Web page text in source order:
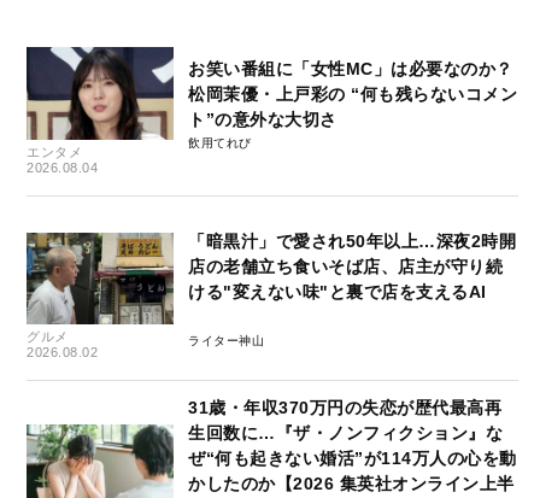
エンタメ
2026.08.04
お笑い番組に「女性MC」は必要なのか？
松岡茉優・上戸彩の “何も残らないコメン
ト”の意外な大切さ
飲用てれび
グルメ
2026.08.02
「暗黒汁」で愛され50年以上…深夜2時開
店の老舗立ち食いそば店、店主が守り続
ける"変えない味"と裏で店を支えるAI
ライター神山
31歳・年収370万円の失恋が歴代最高再
生回数に…『ザ・ノンフィクション』な
ぜ“何も起きない婚活”が114万人の心を動
かしたのか【2026 集英社オンライン上半